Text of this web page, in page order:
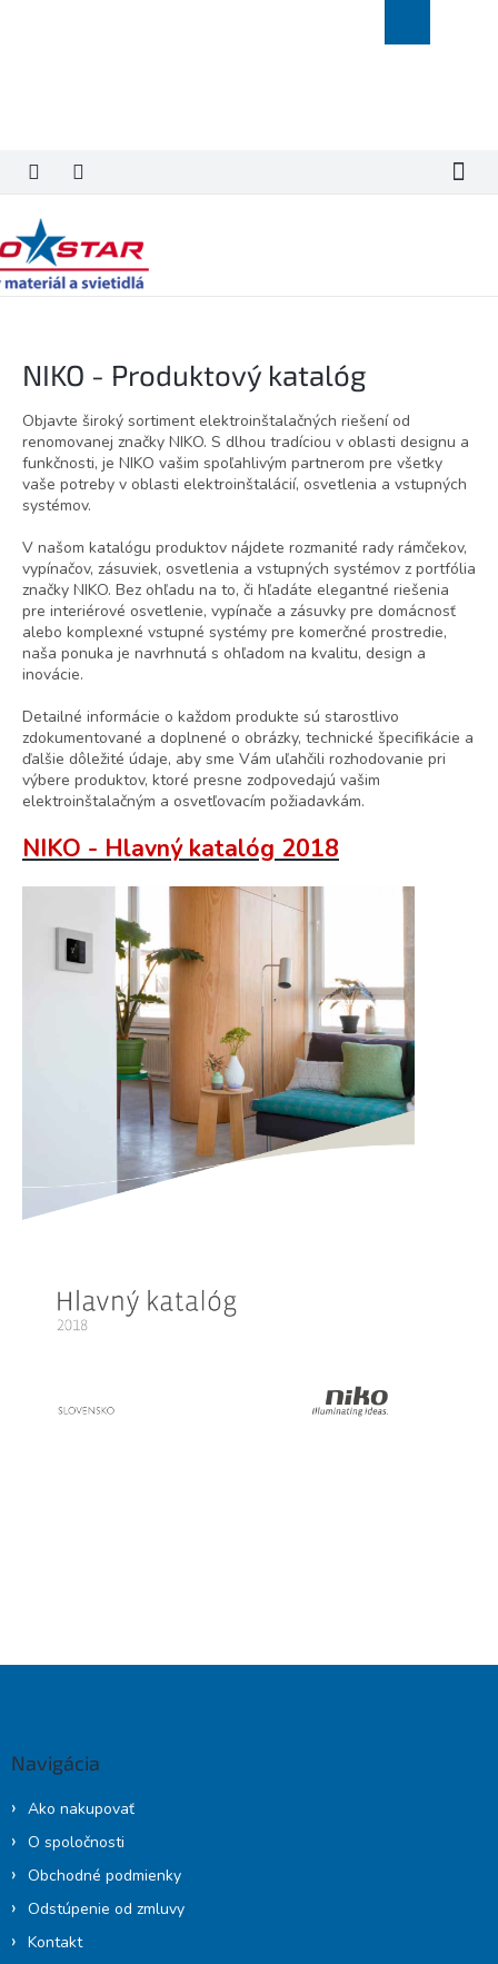
košík
NIKO - Produktový katalóg
Objavte široký sortiment elektroinštalačných riešení od
renomovanej značky NIKO. S dlhou tradíciou v oblasti designu a
funkčnosti, je NIKO vašim spoľahlivým partnerom pre všetky
vaše potreby v oblasti elektroinštalácií, osvetlenia a vstupných
systémov.
V našom katalógu produktov nájdete rozmanité rady rámčekov,
vypínačov, zásuviek, osvetlenia a vstupných systémov z portfólia
značky NIKO. Bez ohľadu na to, či hľadáte elegantné riešenia
pre interiérové osvetlenie, vypínače a zásuvky pre domácnosť
alebo komplexné vstupné systémy pre komerčné prostredie,
naša ponuka je navrhnutá s ohľadom na kvalitu, design a
inovácie.
Detailné informácie o každom produkte sú starostlivo
zdokumentované a doplnené o obrázky, technické špecifikácie a
ďalšie dôležité údaje, aby sme Vám uľahčili rozhodovanie pri
výbere produktov, ktoré presne zodpovedajú vašim
elektroinštalačným a osvetľovacím požiadavkám.
NIKO - Hlavný katalóg 2018
Navigácia
Ako nakupovať
O spoločnosti
Obchodné podmienky
Odstúpenie od zmluvy
Kontakt